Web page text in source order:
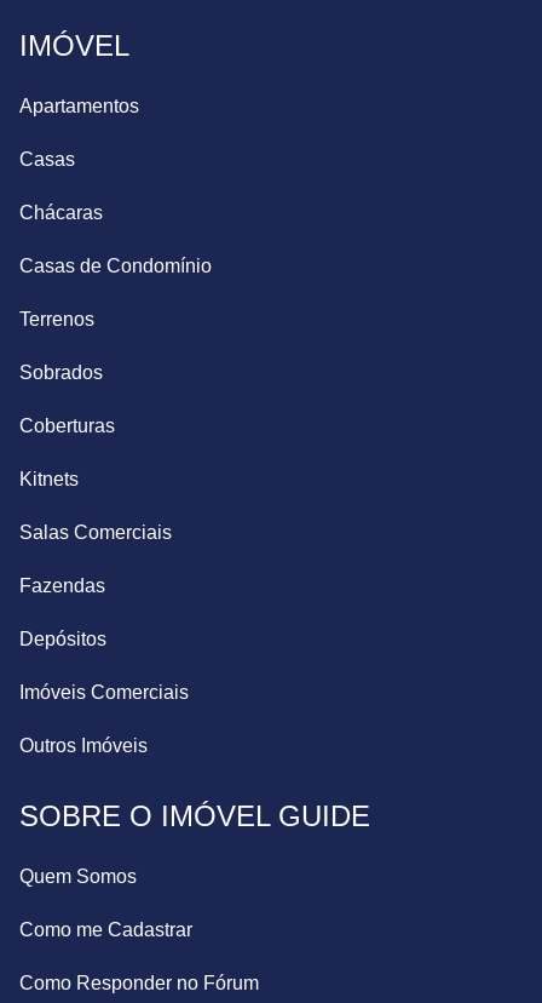
IMÓVEL
Apartamentos
Casas
Chácaras
Casas de Condomínio
Terrenos
Sobrados
Coberturas
Kitnets
Salas Comerciais
Fazendas
Depósitos
Imóveis Comerciais
Outros Imóveis
SOBRE O IMÓVEL GUIDE
Quem Somos
Como me Cadastrar
Como Responder no Fórum